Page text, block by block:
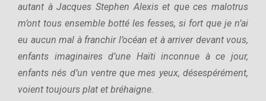
autant à Jacques Stephen Alexis et que ces malotrus
m’ont tous ensemble botté les fesses, si fort que je n’ai
eu aucun mal à franchir l’océan et à arriver devant vous,
enfants imaginaires d’une Haïti inconnue à ce jour,
enfants nés d’un ventre que mes yeux, désespérément,
voient toujours plat et bréhaigne.